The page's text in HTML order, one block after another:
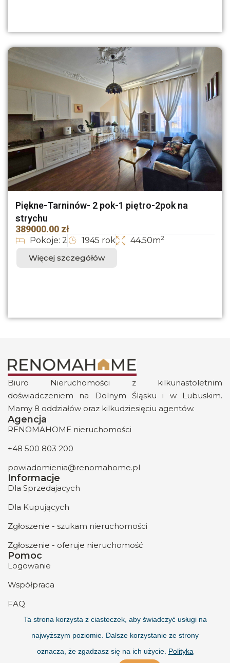
Piękne-Tarninów- 2 pok-1 piętro-2pok na
strychu
389000.00 zł
Pokoje: 2 1945 rok 44.50m2
Więcej szczegółów
Biuro Nieruchomości z kilkunastoletnim
doświadczeniem na Dolnym Śląsku i w Lubuskim.
Mamy 8 oddziałów oraz kilkudziesięciu agentów.
Agencja
RENOMAHOME nieruchomości
+48 500 803 200
powiadomienia@renomahome.pl
Informacje
Dla Sprzedajacych
Dla Kupujących
Zgłoszenie - szukam nieruchomości
Zgłoszenie - oferuje nieruchomość
Pomoc
Logowanie
Współpraca
FAQ
O nasTa strona korzysta z ciasteczek, aby świadczyć usługi na
najwyższym poziomie. Dalsze korzystanie ze strony
oznacza, że zgadzasz się na ich użycie. Polityka